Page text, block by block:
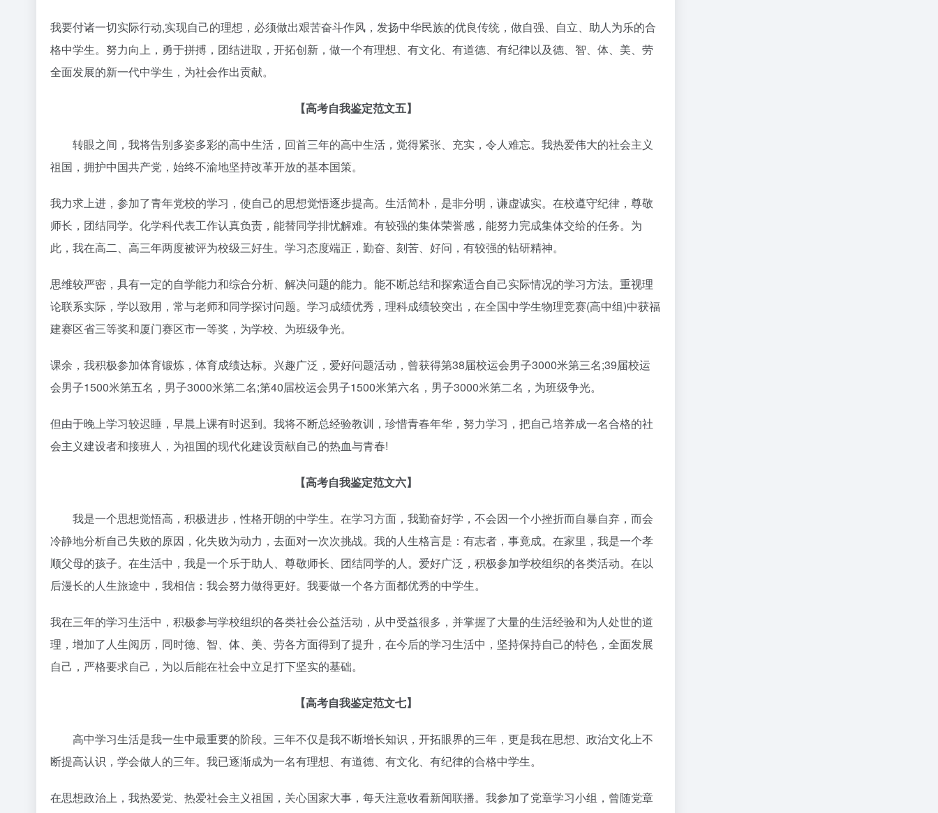
我要付诸一切实际行动,实现自己的理想，必须做出艰苦奋斗作风，发扬中华民族的优良传统，做自强、自立、助人为乐的合
格中学生。努力向上，勇于拼搏，团结进取，开拓创新，做一个有理想、有文化、有道德、有纪律以及德、智、体、美、劳
全面发展的新一代中学生，为社会作出贡献。
【高考自我鉴定范文五】
转眼之间，我将告别多姿多彩的高中生活，回首三年的高中生活，觉得紧张、充实，令人难忘。我热爱伟大的社会主义
祖国，拥护中国共产党，始终不渝地坚持改革开放的基本国策。
我力求上进，参加了青年党校的学习，使自己的思想觉悟逐步提高。生活简朴，是非分明，谦虚诚实。在校遵守纪律，尊敬
师长，团结同学。化学科代表工作认真负责，能替同学排忧解难。有较强的集体荣誉感，能努力完成集体交给的任务。为
此，我在高二、高三年两度被评为校级三好生。学习态度端正，勤奋、刻苦、好问，有较强的钻研精神。
思维较严密，具有一定的自学能力和综合分析、解决问题的能力。能不断总结和探索适合自己实际情况的学习方法。重视理
论联系实际，学以致用，常与老师和同学探讨问题。学习成绩优秀，理科成绩较突出，在全国中学生物理竞赛(高中组)中获福
建赛区省三等奖和厦门赛区市一等奖，为学校、为班级争光。
课余，我积极参加体育锻炼，体育成绩达标。兴趣广泛，爱好问题活动，曾获得第38届校运会男子3000米第三名;39届校运
会男子1500米第五名，男子3000米第二名;第40届校运会男子1500米第六名，男子3000米第二名，为班级争光。
但由于晚上学习较迟睡，早晨上课有时迟到。我将不断总经验教训，珍惜青春年华，努力学习，把自己培养成一名合格的社
会主义建设者和接班人，为祖国的现代化建设贡献自己的热血与青春!
【高考自我鉴定范文六】
我是一个思想觉悟高，积极进步，性格开朗的中学生。在学习方面，我勤奋好学，不会因一个小挫折而自暴自弃，而会
冷静地分析自己失败的原因，化失败为动力，去面对一次次挑战。我的人生格言是：有志者，事竟成。在家里，我是一个孝
顺父母的孩子。在生活中，我是一个乐于助人、尊敬师长、团结同学的人。爱好广泛，积极参加学校组织的各类活动。在以
后漫长的人生旅途中，我相信：我会努力做得更好。我要做一个各方面都优秀的中学生。
我在三年的学习生活中，积极参与学校组织的各类社会公益活动，从中受益很多，并掌握了大量的生活经验和为人处世的道
理，增加了人生阅历，同时德、智、体、美、劳各方面得到了提升，在今后的学习生活中，坚持保持自己的特色，全面发展
自己，严格要求自己，为以后能在社会中立足打下坚实的基础。
【高考自我鉴定范文七】
高中学习生活是我一生中最重要的阶段。三年不仅是我不断增长知识，开拓眼界的三年，更是我在思想、政治文化上不
断提高认识，学会做人的三年。我已逐渐成为一名有理想、有道德、有文化、有纪律的合格中学生。
在思想政治上，我热爱党、热爱社会主义祖国，关心国家大事，每天注意收看新闻联播。我参加了党章学习小组，曾随党章